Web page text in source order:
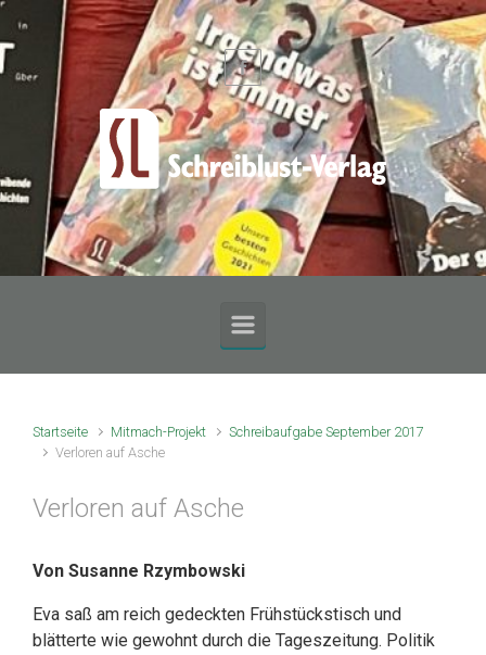
Zum Hauptinhalt springen
Startseite Mitmach-Projekt
Schreibaufgabe September 2017
Verloren auf Asche
Verloren auf Asche
Von Susanne Rzymbowski
Eva saß am reich gedeckten Frühstückstisch und
blätterte wie gewohnt durch die Tageszeitung. Politik